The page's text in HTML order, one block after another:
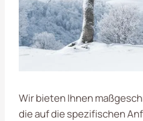
Wir bieten Ihnen
die auf die spezifischen